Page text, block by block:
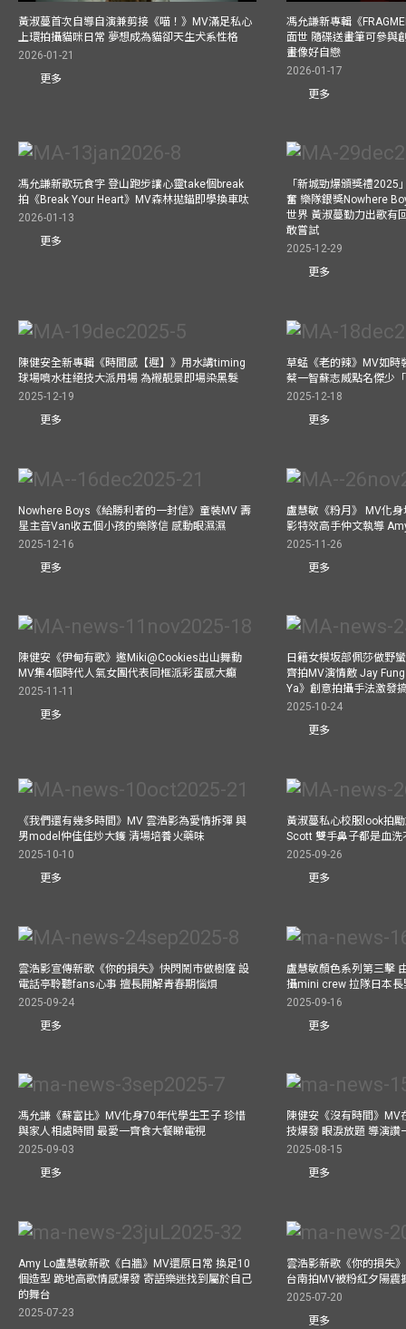
黃淑蔓首次自導自演兼剪接《喵！》MV滿足私心
上環拍攝貓咪日常 夢想成為貓卻天生犬系性格
2026-01-21
更多
馮允謙新專輯《
面世 隨碟送畫筆可參與
畫像好自戀
2026-01-17
更多
馮允謙新歌玩食字 登山跑步讓心靈take個break
拍《Break Your Heart》MV森林拋錨即學換車呔
2026-01-13
更多
「新城勁爆頒獎禮2025
奮 樂隊銀獎Nowhere
世界 黃淑蔓勤力出歌有
敢嘗試
2025-12-29
更多
陳健安全新專輯《時間感【遲】》用水講timing
球場噴水柱絕技大派用場 為襯靚景即場染黑髮
2025-12-19
更多
草蜢《老的辣》MV如時
蔡一智蘇志威點名傑少
2025-12-18
更多
Nowhere Boys《給勝利者的一封信》童裝MV 壽
星主音Van收五個小孩的樂隊信 感動眼濕濕
2025-12-16
更多
盧慧敏《粉月》 MV化
影特效高手仲文執導
2025-11-26
更多
陳健安《伊甸有歌》邀Miki@Cookies出山舞動
MV集4個時代人氣女團代表同框派彩蛋感大癲
2025-11-11
更多
日籍女模坂部佩莎做野
齊拍MV演情敵 Jay
Ya》創意拍攝手法激發
2025-10-24
更多
《我們還有幾多時間》MV 雲浩影為愛情拆彈 與
男model仲佳佳炒大鑊 清場培養火藥味
2025-10-10
更多
黃淑蔓私心校服look拍
Scott 雙手鼻子都是血洗
2025-09-26
更多
雲浩影宣傳新歌《你的損失》快閃鬧市做樹窿 設
電話亭聆聽fans心事 擅長開解青春期惱煩
2025-09-24
更多
盧慧敏顏色系列第三擊
攝mini crew 拉隊日本長
2025-09-16
更多
馮允謙《蘇富比》MV化身70年代學生王子 珍惜
與家人相處時間 最愛一齊食大餐睇電視
2025-09-03
更多
陳健安《沒有時間》
技爆發 眼淚放題 導演
2025-08-15
更多
Amy Lo盧慧敏新歌《白牆》MV還原日常 換足10
個造型 跪地高歌情感爆發 寄語樂迷找到屬於自己
的舞台
2025-07-23
雲浩影新歌《你的損失
台南拍MV被粉紅夕陽震
2025-07-20
更多